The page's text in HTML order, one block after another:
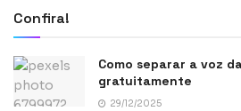
Confira!
Como separar a voz
gratuitamente
29/12/2025